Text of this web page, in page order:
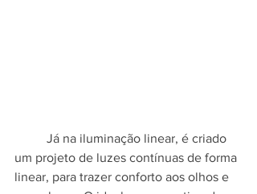
um projeto de luzes contínuas de forma
linear, para trazer conforto aos olhos e